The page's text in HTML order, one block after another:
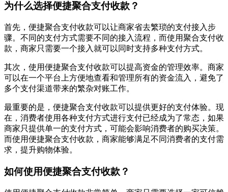
为什么选择便捷聚合支付收款？
首先，便捷聚合支付收款可以让商家省去繁琐的支付接入步
骤。不同的支付方式需要不同的接入流程，而使用聚合支付收
款，商家只需要一个接入就可以同时支持多种支付方式。
其次，使用便捷聚合支付收款可以提高资金的管理效率。商家
可以在一个平台上方便地查看和管理所有的资金流入，避免了
多个支付渠道带来的繁杂对账工作。
最重要的是，便捷聚合支付收款可以提供更好的支付体验。现
在，消费者使用各种支付方式进行支付已经成为了常态，如果
商家只提供单一的支付方式，可能会影响消费者的购买决策。
而使用便捷聚合支付收款，商家能够满足不同消费者的支付需
求，提升购物体验。
如何使用便捷聚合支付收款？